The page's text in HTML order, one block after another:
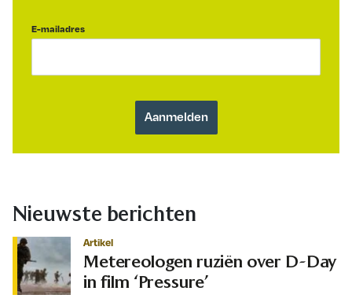
E-mailadres
Nieuwste berichten
Artikel
Metereologen ruziën over D-Day
in film ‘Pressure’